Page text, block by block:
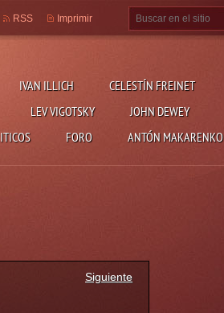
IVAN ILLICH
CELESTÍN FREINET
LEV VIGOTSKY
JOHN DEWEY
FORO ANTÓN MAKARENKO
RSS Imprimir
Siguiente